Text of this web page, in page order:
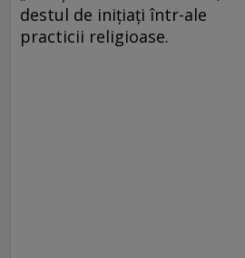
destul de iniţiaţi într-ale
practicii religioase.